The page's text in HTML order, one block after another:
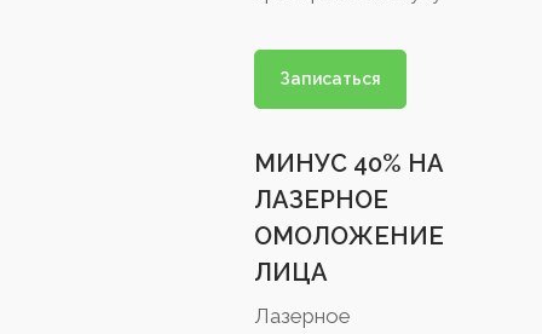
Записаться
МИНУС 40% НА
ЛАЗЕРНОЕ
ОМОЛОЖЕНИЕ
ЛИЦА
Лазерное